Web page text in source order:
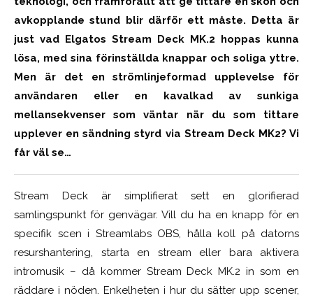
avkopplande stund blir därför ett måste. Detta är
just vad Elgatos Stream Deck MK.2 hoppas kunna
lösa, med sina förinställda knappar och soliga yttre.
Men är det en strömlinjeformad upplevelse för
användaren eller en kavalkad av sunkiga
mellansekvenser som väntar när du som tittare
upplever en sändningstyrd via Stream DeckMK2? Vi
får väl se…
Stream Deck är simplifierat sett en glorifierad
samlingspunkt för genvägar. Vill du ha en knapp för en
specifik scen i Streamlabs OBS, hålla koll på datorns
resurshantering, starta en stream eller bara aktivera
intromusik – då kommer Stream Deck MK.2 in som en
räddare i nöden. Enkelheten i hur du sätter upp scener,